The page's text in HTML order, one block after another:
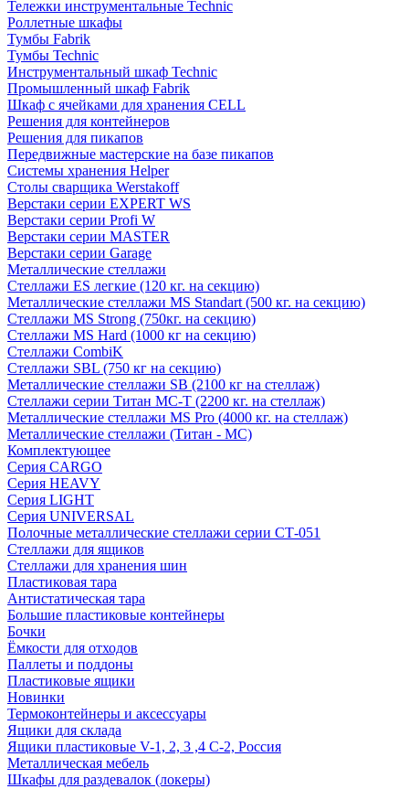
Тележки инструментальные Technic
Роллетные шкафы
Тумбы Fabrik
Тумбы Technic
Инструментальный шкаф Technic
Промышленный шкаф Fabrik
Шкаф с ячейками для хранения CELL
Решения для контейнеров
Решения для пикапов
Передвижные мастерские на базе пикапов
Системы хранения Helper
Столы сварщика Werstakoff
Верстаки серии EXPERT WS
Верстаки серии Profi W
Верстаки серии MASTER
Верстаки серии Garage
Металлические стеллажи
Стеллажи ES легкие (120 кг. на секцию)
Металлические стеллажи MS Standart (500 кг. на секцию)
Стеллажи MS Strong (750кг. на секцию)
Стеллажи MS Hard (1000 кг на секцию)
Стеллажи CombiK
Стеллажи SBL (750 кг на секцию)
Металлические стеллажи SB (2100 кг на стеллаж)
Стеллажи серии Титан МС-Т (2200 кг. на стеллаж)
Металлические стеллажи MS Pro (4000 кг. на стеллаж)
Металлические стеллажи (Титан - МС)
Комплектующее
Серия CARGO
Серия HEAVY
Серия LIGHT
Серия UNIVERSAL
Полочные металлические стеллажи серии СТ-051
Стеллажи для ящиков
Стеллажи для хранения шин
Пластиковая тара
Антистатическая тара
Большие пластиковые контейнеры
Бочки
Ёмкости для отходов
Паллеты и поддоны
Пластиковые ящики
Новинки
Термоконтейнеры и аксессуары
Ящики для склада
Ящики пластиковые V-1, 2, 3 ,4 С-2, Россия
Металлическая мебель
Шкафы для раздевалок (локеры)